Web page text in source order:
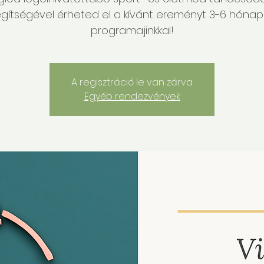
érheted el a kívánt ereményt 3-6
programajinkkal!
A regisztráció le van zárva
Egyéb rendezvények